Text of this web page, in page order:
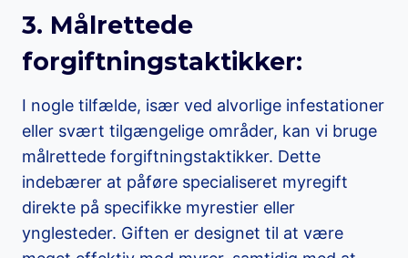
3. Målrettede
forgiftningstaktikker:
I nogle tilfælde, især ved alvorlige infestationer
eller svært tilgængelige områder, kan vi bruge
målrettede forgiftningstaktikker. Dette
indebærer at påføre specialiseret myregift
direkte på specifikke myrestier eller
ynglesteder. Giften er designet til at være